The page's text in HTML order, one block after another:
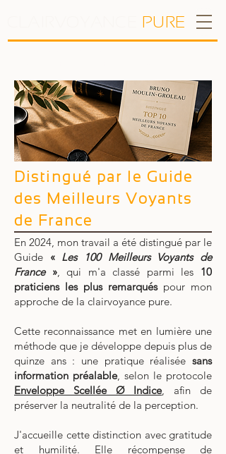
PURE
Distingué par le Guide
des Meilleurs Voyants
de France
En 2024, mon travail a été distingué par le
Guide « Les 100 Meilleurs Voyants de
France», qui m'a classé parmi les 10
praticiens les plus remarquéspour mon
approche de la clairvoyance pure.
Cette reconnaissance met en lumière une
méthode que je développe depuis plus de
quinze ans : une pratique réalisée sans
information préalable, selon le protocole
Enveloppe Scellée Ø Indice, afin de
préserver la neutralité de la perception.
J'accueille cette distinction avec gratitude
et humilité. Elle récompense de